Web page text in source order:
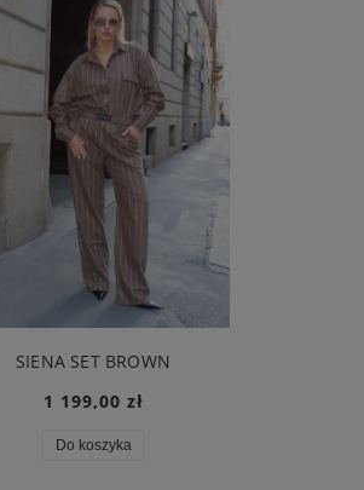
GEORGIA FLARE
899,00 zł
Do koszyka